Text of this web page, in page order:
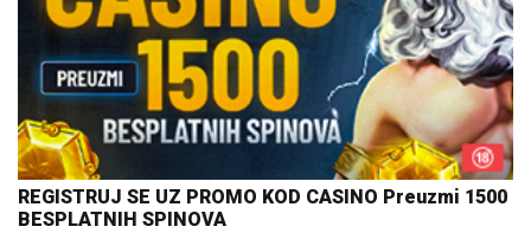
REGISTRUJ SE UZ PROMO KOD CASINO Preuzmi 1500
BESPLATNIH SPINOVA